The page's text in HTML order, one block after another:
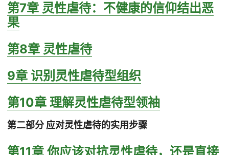
第7章 灵性虐待：不健康的信仰结出恶
果
第8章 灵性虐待
9章 识别灵性虐待型组织
第10章 理解灵性虐待型领袖
第二部分 应对灵性虐待的实用步骤
第11章 你应该对抗灵性虐待，还是直接